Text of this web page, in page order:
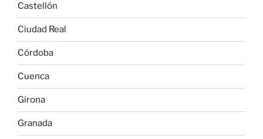
Castellón
Ciudad Real
Córdoba
Cuenca
Girona
Granada